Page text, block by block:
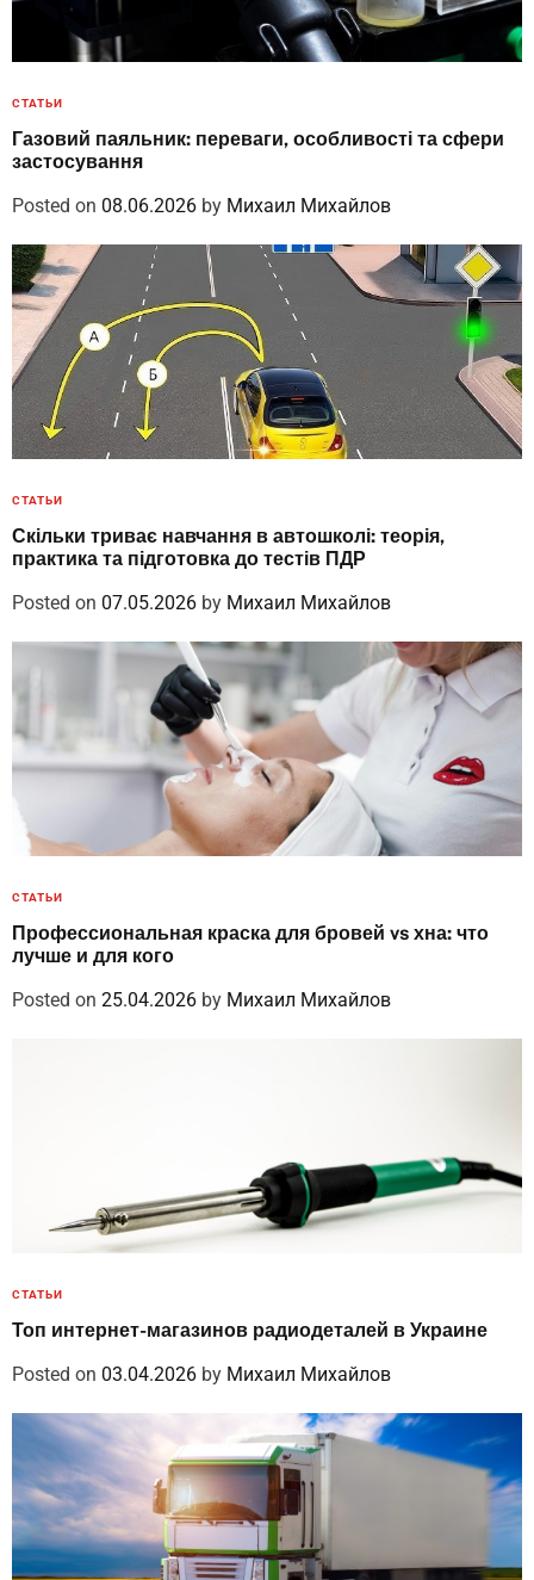
СТАТЬИ
Газовий паяльник: переваги, особливості та сфери
застосування
Posted on 08.06.2026 by Михаил Михайлов
СТАТЬИ
Скільки триває навчання в автошколі: теорія,
практика та підготовка до тестів ПДР
Posted on 07.05.2026 by Михаил Михайлов
СТАТЬИ
Профессиональная краска для бровей vs хна: что
лучше и для кого
Posted on 25.04.2026 by Михаил Михайлов
СТАТЬИ
Топ интернет-магазинов радиодеталей в Украине
Posted on 03.04.2026 by Михаил Михайлов